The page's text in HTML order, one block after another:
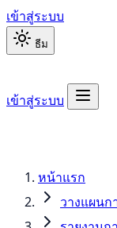
เข้าสู่ระบบ
ธีม
เข้าสู่ระบบ
หน้าแรก
วางแผนก